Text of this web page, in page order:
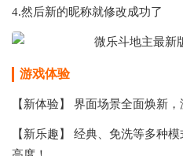
4.然后新的昵称就修改成功了
游戏体验
【新体验】 界面场景全面焕新
【新乐趣】 经典、免洗等多种